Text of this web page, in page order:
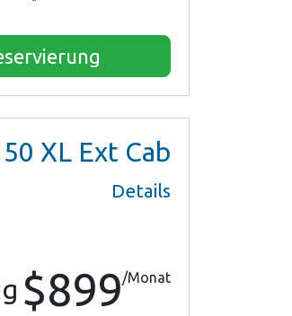
XL Ext Cab
Details
$899/Monat